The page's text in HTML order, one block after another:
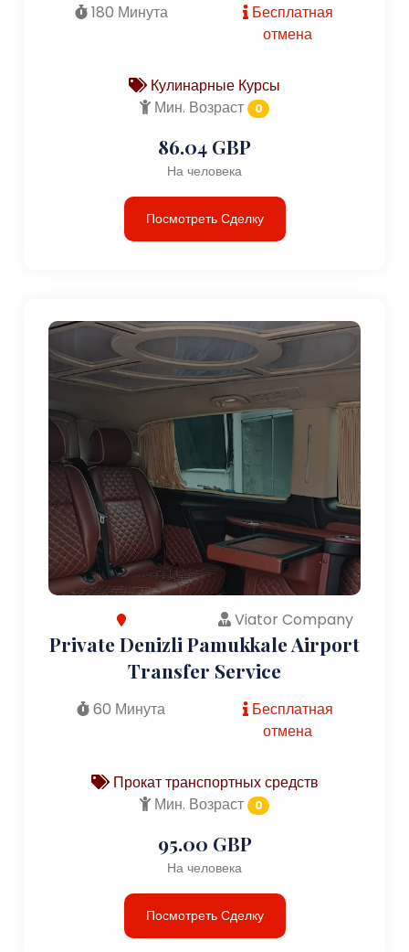
180 Минута
Бесплатная
отмена
Кулинарные Курсы
Мин. Возраст
0
86.04 GBP
На человека
Посмотреть Сделку
Viator Company
Private Denizli Pamukkale Airport
Transfer Service
60 Минута
Бесплатная
отмена
Прокат транспортных средств
Мин. Возраст
0
95.00 GBP
На человека
Посмотреть Сделку